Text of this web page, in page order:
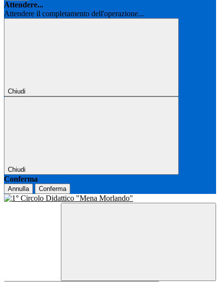
Attendere...
Attendere il completamento dell'operazione...
Chiudi
Chiudi
Conferma
Annulla Conferma